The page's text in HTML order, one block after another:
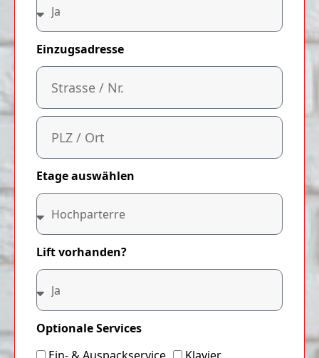
Einzugsadresse
Etage auswählen
Lift vorhanden?
Optionale Services